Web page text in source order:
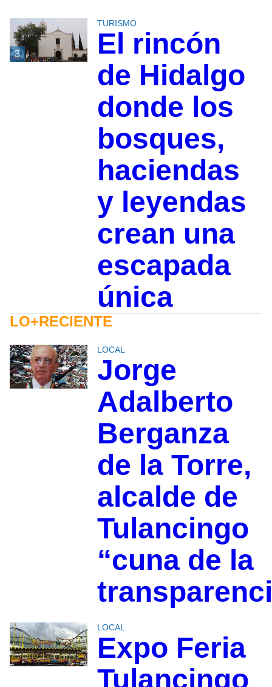
3
TURISMO
El rincón
de Hidalgo
donde los
bosques,
haciendas
y leyendas
crean una
escapada
única
LO+RECIENTE
LOCAL
Jorge
Adalberto
Berganza
de la Torre,
alcalde de
Tulancingo
“cuna de la
LOCAL
Expo Feria
Tulancingo